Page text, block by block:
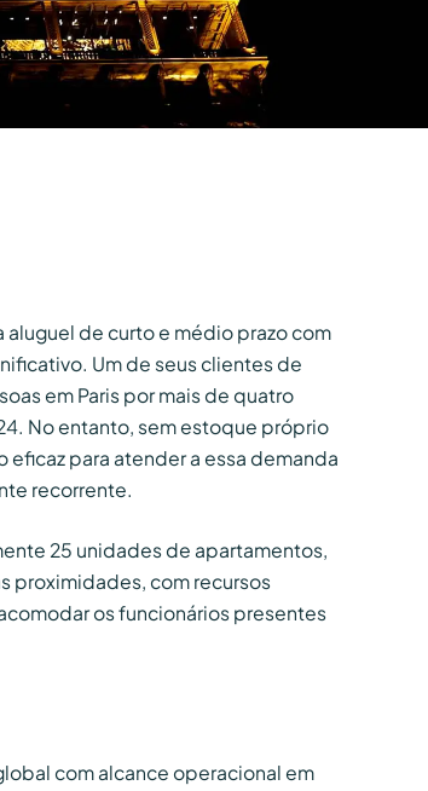
de curto e médio prazo com
Um de seus clientes de
em Paris por mais de quatro
No entanto, sem estoque próprio
eficaz para atender a essa demanda
recorrente.
25 unidades de apartamentos,
proximidades, com recursos
os funcionários presentes
com alcance operacional em